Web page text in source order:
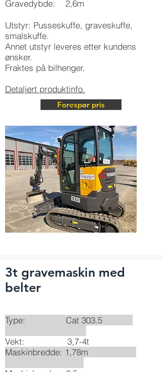
Gravedybde: 2,6m
Utstyr: Pusseskuffe, graveskuffe,
smalskuffe.
Annet utstyr leveres etter kundens
ønsker.
Fraktes på bilhenger.
Detaljert produktinfo.
Forespør pris
3t gravemaskin med
belter
Type: Cat 303.5
Vekt: 3,7-4t
Maskinbredde: 1,78m